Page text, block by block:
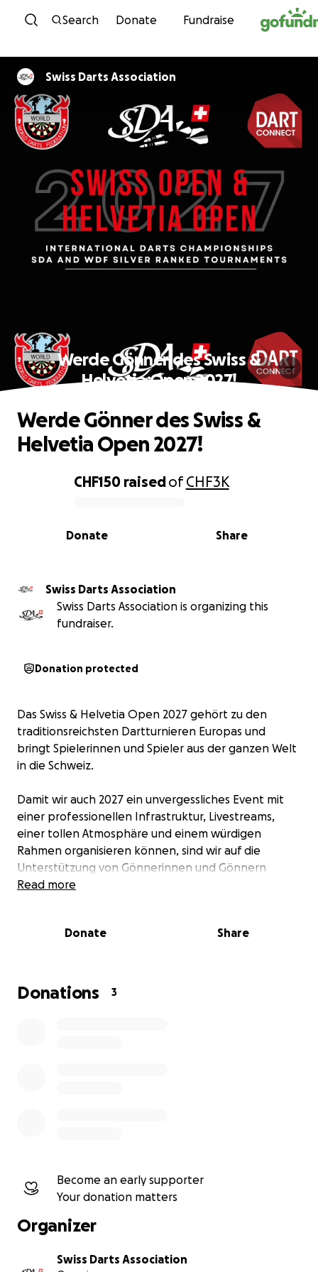
Skip to content
Search Donate Fundraise
Swiss Darts Association
Werde Gönner des Swiss &
Helvetia Open 2027!
0% complete
CHF150 raisedofCHF3K
Share
Donate
Werde Gönner des Swiss &
Helvetia Open 2027!
Swiss Darts Association
Swiss Darts Association is organizing this
fundraiser.
Donation protected
Das Swiss & Helvetia Open 2027 gehört zu den
traditionsreichsten Dartturnieren Europas und
bringt Spielerinnen und Spieler aus der ganzen Welt
in die Schweiz.
Damit wir auch 2027 ein unvergessliches Event mit
einer professionellen Infrastruktur, Livestreams,
einer tollen Atmosphäre und einem würdigen
Rahmen organisieren können, sind wir auf die
Unterstützung von Gönnerinnen und Gönnern
angewiesen.
Als Zeichen unserer Wertschätzung werden alle
Gönner – sofern gewünscht – auf unserer
Read more
Donate Share
Donations 3
Become an early supporter
Your donation matters
Organizer
Swiss Darts Association